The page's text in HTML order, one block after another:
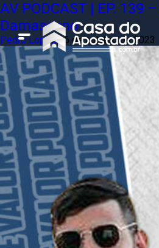
AV PODCAST | EP. 139
Damasceno
Pedro Lopes |6 de outubro de 2023